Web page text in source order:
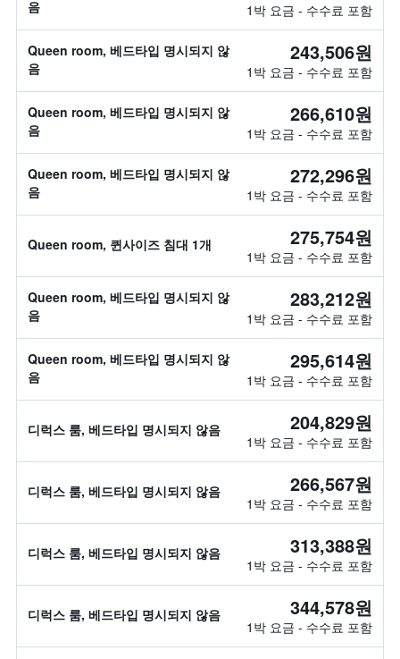
음 1박 요금 - 수수료 포함
Queen room, 베드타입 명시되지 않
음
243,506원
1박 요금 - 수수료 포함
Queen room, 베드타입 명시되지 않
음
266,610원
1박 요금 - 수수료 포함
Queen room, 베드타입 명시되지 않
음
272,296원
1박 요금 - 수수료 포함
Queen room, 퀸사이즈 침대 1개 275,754원
1박 요금 - 수수료 포함
Queen room, 베드타입 명시되지 않
음
283,212원
1박 요금 - 수수료 포함
Queen room, 베드타입 명시되지 않
음
295,614원
1박 요금 - 수수료 포함
디럭스 룸, 베드타입 명시되지 않음 204,829원
1박 요금 - 수수료 포함
디럭스 룸, 베드타입 명시되지 않음 266,567원
1박 요금 - 수수료 포함
디럭스 룸, 베드타입 명시되지 않음 313,388원
1박 요금 - 수수료 포함
디럭스 룸, 베드타입 명시되지 않음 344,578원
1박 요금 - 수수료 포함